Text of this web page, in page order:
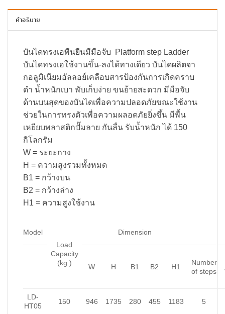
คำอธิบาย
บันไดทรงเอพืนยืนมีมือจับ Platform step Ladder
บันไดทรงเอใช้งานขึ้น-ลงได้ทางเดียว บันไดผลิตจา
กอลูมิเนียมอัลลอย์เคลือบสารป้องกันการเกิดคราบ
ดำ น้ำหนักเบา พับเก็บง่าย ขนย้ายสะดวก มีมือจับ
ด้านบนสุดของบันไดเพื่อความปลอดภัยขณะใช้งาน
ช่วยในการทรงตัวเพื่อความผลอดภัยยิ่งขึ้น มีพื้น
เหยียบพลาสติกปั๊มลาย กันลื่น รับน้ำหนัก ได้ 150
กิโลกรัม
W = ระยะกาง
H = ความสูงรวมทั้งหมด
B1 = กว้างบน
B2 = กว้างล่าง
H1 = ความสูงใช้งาน
Model
Load
Capacity
(kg.)
Dimension
W H B1 B2 H1
Number
of steps
LD-
HT05
150 946 1735 280 455 1183 5